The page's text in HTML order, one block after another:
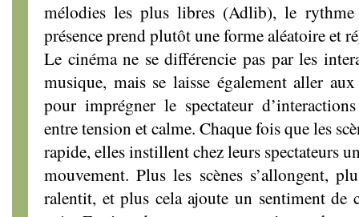
mélodies les plus libres (Adlib), le rythme
présence prend plutôt une forme aléatoire et
Le cinéma ne se différencie pas par les
musique, mais se laisse également aller
pour imprégner le spectateur
entre tension et calme. Chaque fois que les
rapide, elles instillent chez leurs spectateurs
mouvement. Plus les scènes s’allongent,
ralentit, et plus cela ajoute un sentiment de